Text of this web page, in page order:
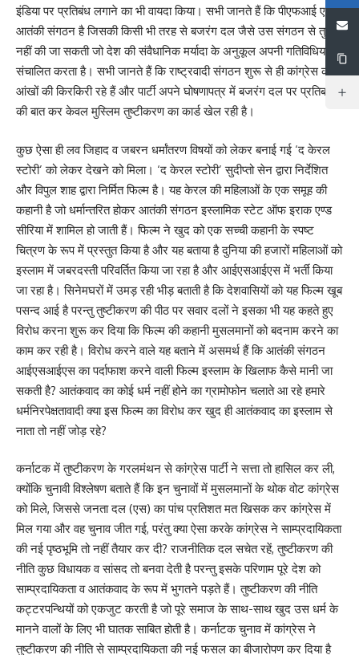
इंडिया पर प्रतिबंध लगाने का भी वायदा किया। सभी जानते हैं कि पीएफआई एक
आतंकी संगठन है जिसकी किसी भी तरह से बजरंग दल जैसे उस संगठन से तुलना
नहीं की जा सकती जो देश की संवैधानिक मर्यादा के अनुकूल अपनी गतिविधियां
संचालित करता है। सभी जानते हैं कि राष्ट्रवादी संगठन शुरू से ही कांग्रेस की
आंखों की किरकिरी रहे हैं और पार्टी अपने घोषणापत्र में बजरंग दल पर प्रतिबन्ध
की बात कर केवल मुस्लिम तुष्टीकरण का कार्ड खेल रही है।
कुछ ऐसा ही लव जिहाद व जबरन धर्मांतरण विषयों को लेकर बनाई गई ‘द केरल
स्टोरी’ को लेकर देखने को मिला। ‘द केरल स्टोरी’ सुदीप्तो सेन द्वारा निर्देशित
और विपुल शाह द्वारा निर्मित फिल्म है। यह केरल की महिलाओं के एक समूह की
कहानी है जो धर्मान्तरित होकर आतंकी संगठन इस्लामिक स्टेट ऑफ इराक एण्ड
सीरिया में शामिल हो जाती हैं। फिल्म ने खुद को एक सच्ची कहानी के स्पष्ट
चित्रण के रूप में प्रस्तुत किया है और यह बताया है दुनिया की हजारों महिलाओं को
इस्लाम में जबरदस्ती परिवर्तित किया जा रहा है और आईएसआईएस में भर्ती किया
जा रहा है। सिनेमघरों में उमड़ रही भीड़ बताती है कि देशवासियों को यह फिल्म खूब
पसन्द आई है परन्तु तुष्टीकरण की पीठ पर सवार दलों ने इसका भी यह कहते हुए
विरोध करना शुरू कर दिया कि फिल्म की कहानी मुसलमानों को बदनाम करने का
काम कर रही है। विरोध करने वाले यह बताने में असमर्थ हैं कि आतंकी संगठन
आईएसआईएस का पर्दाफाश करने वाली फिल्म इस्लाम के खिलाफ कैसे मानी जा
सकती है? आतंकवाद का कोई धर्म नहीं होने का ग्रामोफोन चलाते आ रहे हमारे
धर्मनिरपेक्षतावादी क्या इस फिल्म का विरोध कर खुद ही आतंकवाद का इस्लाम से
नाता तो नहीं जोड़ रहे?
कर्नाटक में तुष्टीकरण के गरलमंथन से कांग्रेस पार्टी ने सत्ता तो हासिल कर ली,
क्योंकि चुनावी विश्लेषण बताते हैं कि इन चुनावों में मुसलमानों के थोक वोट कांग्रेस
को मिले, जिससे जनता दल (एस) का पांच प्रतिशत मत खिसक कर कांग्रेस में
मिल गया और वह चुनाव जीत गई, परंतु क्या ऐसा करके कांग्रेस ने साम्प्रदायिकता
की नई पृष्ठभूमि तो नहीं तैयार कर दी? राजनीतिक दल सचेत रहें, तुष्टीकरण की
नीति कुछ विधायक व सांसद तो बनवा देती है परन्तु इसके परिणाम पूरे देश को
साम्प्रदायिकता व आतंकवाद के रूप में भुगतने पड़ते हैं। तुष्टीकरण की नीति
कट्टरपन्थियों को एकजुट करती है जो पूरे समाज के साथ-साथ खुद उस धर्म के
मानने वालों के लिए भी घातक साबित होती है। कर्नाटक चुनाव में कांग्रेस ने
तुष्टीकरण की नीति से साम्प्रदायिकता की नई फसल का बीजारोपण कर दिया है